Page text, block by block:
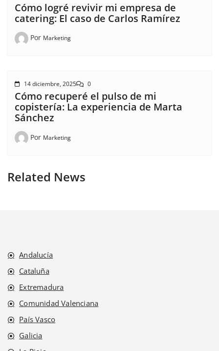
Related News
14 diciembre, 2025 0
Cómo recuperé el pulso de mi
copistería: La experiencia de Marta
Sánchez
Por Marketing
Cómo logré revivir mi empresa de
catering: El caso de Carlos Ramírez
Por Marketing
Andalucía
Cataluña
Extremadura
Comunidad Valenciana
País Vasco
Galicia